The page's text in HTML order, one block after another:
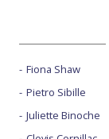
Fiona Shaw
Pietro Sibille
Juliette Binoche